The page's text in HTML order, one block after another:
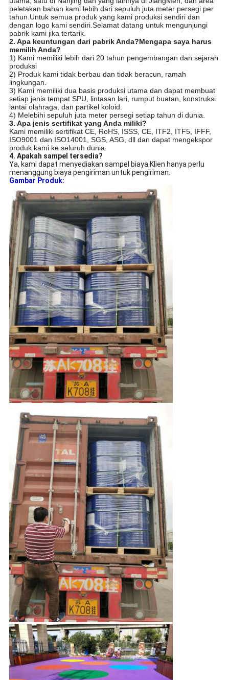
peletakan bahan kami lebih dari sepuluh juta meter persegi per
tahun.Untuk semua produk yang kami produksi sendiri dan
dengan logo kami sendiri.Selamat datang untuk mengunjungi
pabrik kami jika tertarik.
2. Apa keuntungan dari pabrik Anda?Mengapa saya harus
memilih Anda?
1) Kami memiliki lebih dari 20 tahun pengembangan dan sejarah
produksi
2) Produk kami tidak berbau dan tidak beracun, ramah
lingkungan.
3) Kami memiliki dua basis produksi utama dan dapat membuat
setiap jenis tempat SPU, lintasan lari, rumput buatan, konstruksi
lantai olahraga, dan partikel koloid.
4) Melebihi sepuluh juta meter persegi setiap tahun di dunia.
3. Apa jenis sertifikat yang Anda miliki?
Kami memiliki sertifikat CE, RoHS, ISSS, CE, ITF2, ITF5, IFFF,
ISO9001 dan ISO14001, SGS, ASG, dll dan dapat mengekspor
produk kami ke seluruh dunia.
4. Apakah sampel tersedia?
Ya, kami dapat menyediakan sampel biaya.Klien hanya perlu
menanggung biaya pengiriman untuk pengiriman.
Gambar Produk: